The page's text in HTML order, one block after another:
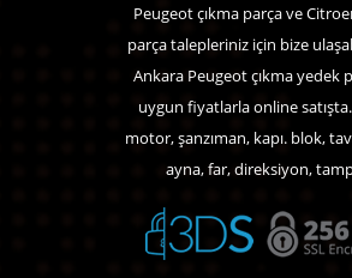
Peugeot çıkma parça ve
parça talepleriniz için bize
Ankara Peugeot çıkma yedek
uygun fiyatlarla online satışta.
motor, şanzıman, kapı. blok,
ayna, far, direksiyon,